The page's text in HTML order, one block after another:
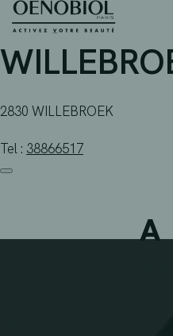
Skip
2830 WILLEBROEK
Tel : 38866517